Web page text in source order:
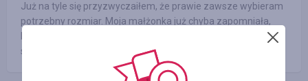
Już na tyle się przyzwyczaiłem, że prawie zawsze wybieram
potrzebny rozmiar. Moja małżonka już chyba zapomniała,
kiedy po raz ostatni sama odświeżała swoją garderobę. Jej
się podoba, a ja jestem zadowolony, że robię jej...